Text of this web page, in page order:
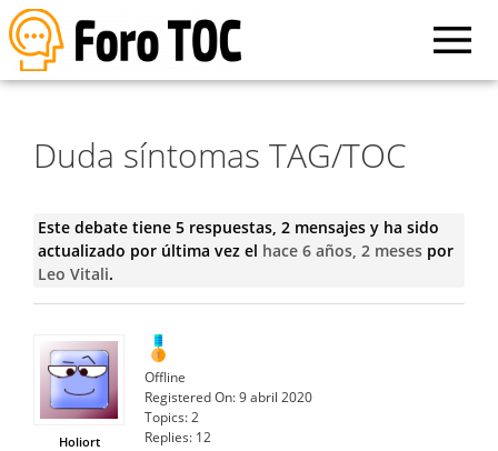
Duda síntomas TAG/TOC
Este debate tiene 5 respuestas, 2 mensajes y ha sido
actualizado por última vez el hace 6 años, 2 mesespor
Leo Vitali.
Holiort
Offline
Registered On:9 abril 2020
Topics:2
Replies: 12